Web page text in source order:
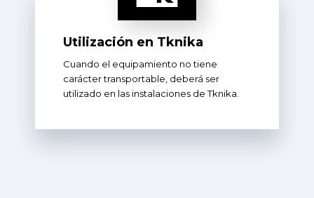
Utilización en Tknika
Cuando el equipamiento no tiene
carácter transportable, deberá ser
utilizado en las instalaciones de Tknika.